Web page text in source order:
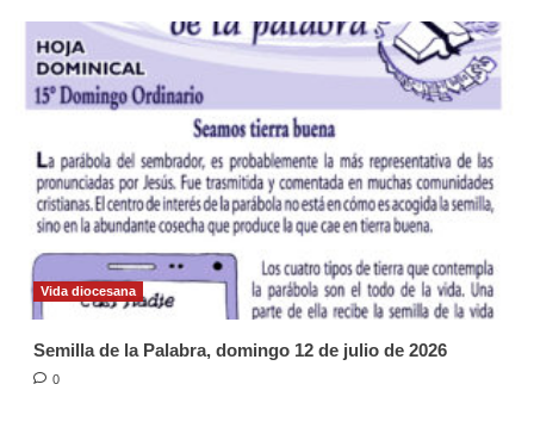
Vida diocesana
Semilla de la Palabra, domingo 12 de julio de 2026
0